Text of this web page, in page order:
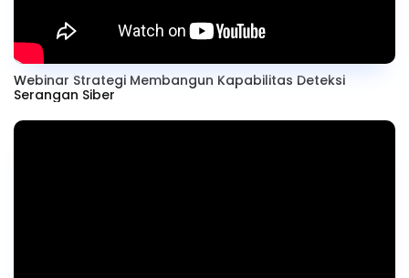
Webinar Strategi Membangun Kapabilitas Deteksi
Serangan Siber